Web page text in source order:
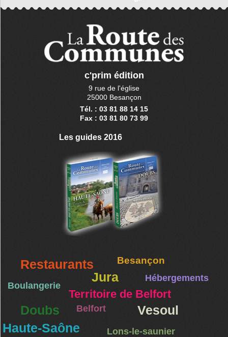
c'prim édition
9 rue de l'église
25000 Besançon
Tél. : 03 81 88 14 15
Fax : 03 81 80 73 99
Les guides 2016
Restaurants Besançon
Jura Hébergements
Boulangerie
Territoire de Belfort
Doubs Belfort
Vesoul
Haute-Saône
Lons-le-saunier